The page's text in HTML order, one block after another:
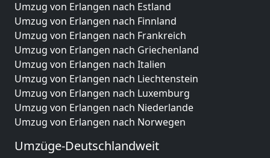
Umzug von Erlangen nach Estland
Umzug von Erlangen nach Finnland
Umzug von Erlangen nach Frankreich
Umzug von Erlangen nach Griechenland
Umzug von Erlangen nach Italien
Umzug von Erlangen nach Liechtenstein
Umzug von Erlangen nach Luxemburg
Umzug von Erlangen nach Niederlande
Umzug von Erlangen nach Norwegen
Umzüge-Deutschlandweit